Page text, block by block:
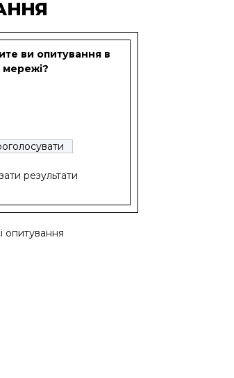
ви опитування в
мережі?
результати
опитування